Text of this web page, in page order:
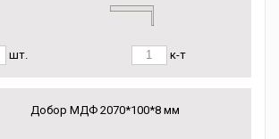
шт. к-т
Добор МДФ 2070*100*8 мм